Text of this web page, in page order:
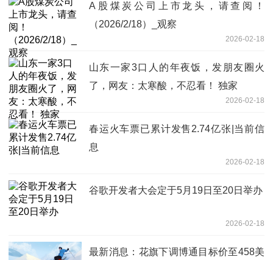
A股煤炭公司上市龙头，请查阅！
（2026/2/18）_观察
2026-02-18
山东一家3口人的年夜饭，发朋友圈火
了，网友：太寒酸，不忍看！ 独家
2026-02-18
春运火车票已累计发售2.74亿张|当前信
息
2026-02-18
谷歌开发者大会定于5月19日至20日举办
2026-02-18
最新消息：花旗下调博通目标价至458美